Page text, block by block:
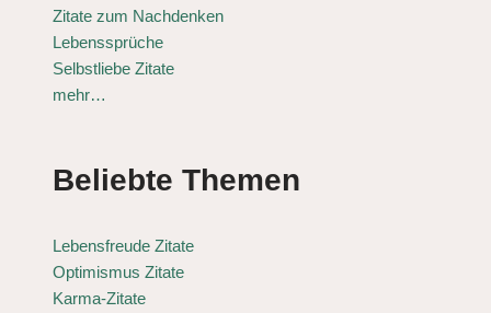
Zitate zum Nachdenken
Lebenssprüche
Selbstliebe Zitate
mehr…
Beliebte Themen
Lebensfreude Zitate
Optimismus Zitate
Karma-Zitate